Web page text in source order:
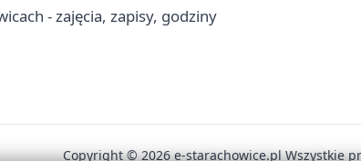
- zajęcia, zapisy, godziny
Copyright © 2026 e-starachowice.pl Wszystkie